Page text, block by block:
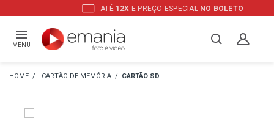
ATÉ12XE PREÇO ESPECIALNO BOLETO
MENU
CARTÃO DE MEMÓRIA CARTÃO SD